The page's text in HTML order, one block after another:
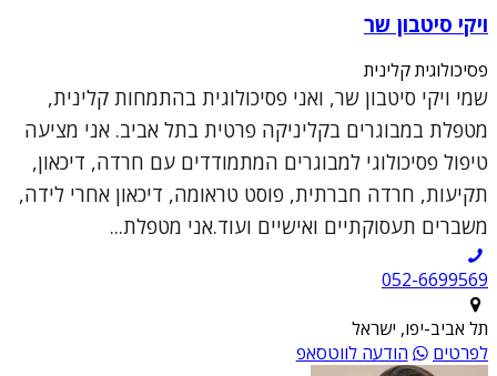
ויקי סיטבון שר
פסיכולוגית קלינית
שמי ויקי סיטבון שר, ואני פסיכולוגית בהתמחות קלינית,
מטפלת במבוגרים בקליניקה פרטית בתל אביב. אני מציעה
טיפול פסיכולוגי למבוגרים המתמודדים עם חרדה, דיכאון,
תקיעות, חרדה חברתית, פוסט טראומה, דיכאון אחרי לידה,
משברים תעסוקתיים ואישיים ועוד.אני מטפלת...
052-6699569
תל אביב-יפו, ישראל
לפרטים
הודעה לווטסאפ